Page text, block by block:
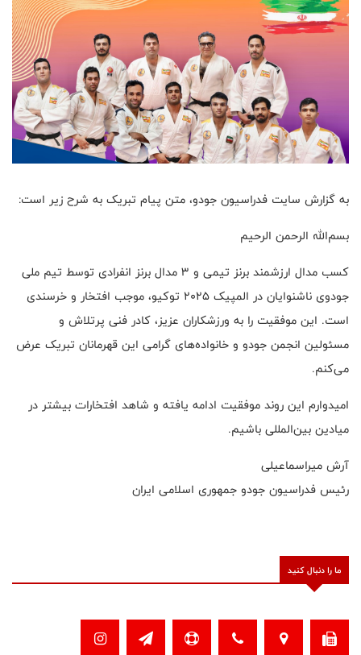
به گزارش سایت فدراسیون جودو، متن پیام تبریک به شرح زیر است:
بسم‌الله الرحمن الرحیم
کسب مدال ارزشمند برنز تیمی و ۳ مدال برنز انفرادی توسط تیم ملی
جودوی ناشنوایان در المپیک ۲۰۲۵ توکیو، موجب افتخار و خرسندی
است. این موفقیت را به ورزشکاران عزیز، کادر فنی پرتلاش و
مسئولین انجمن جودو و خانواده‌های گرامی این قهرمانان تبریک عرض
می‌کنم.
امیدوارم این روند موفقیت ادامه یافته و شاهد افتخارات بیشتر در
میادین بین‌المللی باشیم.
آرش میراسماعیلی
رئیس فدراسیون جودو جمهوری اسلامی ایران
ما را دنبال کنید